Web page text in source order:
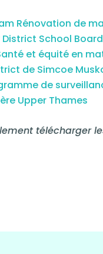
Rénovation de
School
et équité en
de Simcoe
de
Upper Thames
télécharger